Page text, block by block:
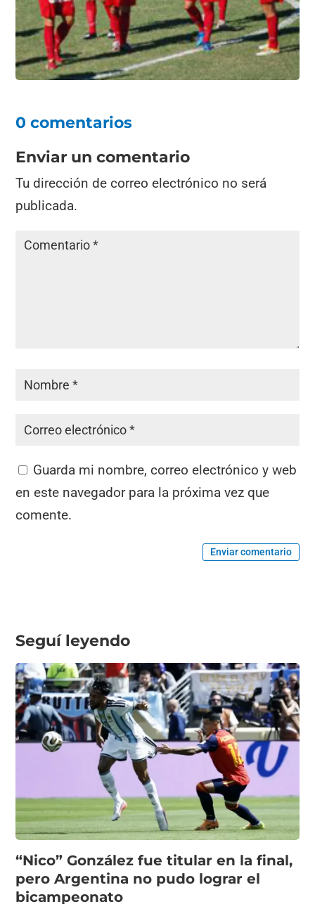
0 comentarios
Enviar un comentario
Tu dirección de correo electrónico no será
publicada.
Guarda mi nombre, correo electrónico y web
en este navegador para la próxima vez que
comente.
Enviar comentario
Seguí leyendo
“Nico” González fue titular en la final,
pero Argentina no pudo lograr el
bicampeonato